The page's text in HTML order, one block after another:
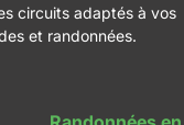
circuits adaptés à vos
et randonnées.